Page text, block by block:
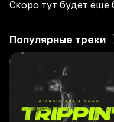
Скоро тут будет
Популярные треки